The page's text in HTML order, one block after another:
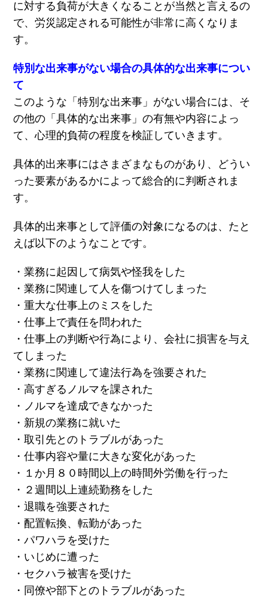
に対する負荷が大きくなることが当然と言えるの
で、労災認定される可能性が非常に高くなりま
す。
特別な出来事がない場合の具体的な出来事につい
て
このような「特別な出来事」がない場合には、そ
の他の「具体的な出来事」の有無や内容によっ
て、心理的負荷の程度を検証していきます。
具体的出来事にはさまざまなものがあり、どうい
った要素があるかによって総合的に判断されま
す。
具体的出来事として評価の対象になるのは、たと
えば以下のようなことです。
・業務に起因して病気や怪我をした
・業務に関連して人を傷つけてしまった
・重大な仕事上のミスをした
・仕事上で責任を問われた
・仕事上の判断や行為により、会社に損害を与え
てしまった
・業務に関連して違法行為を強要された
・高すぎるノルマを課された
・ノルマを達成できなかった
・新規の業務に就いた
・取引先とのトラブルがあった
・仕事内容や量に大きな変化があった
・１か月８０時間以上の時間外労働を行った
・２週間以上連続勤務をした
・退職を強要された
・配置転換、転勤があった
・パワハラを受けた
・いじめに遭った
・セクハラ被害を受けた
・同僚や部下とのトラブルがあった